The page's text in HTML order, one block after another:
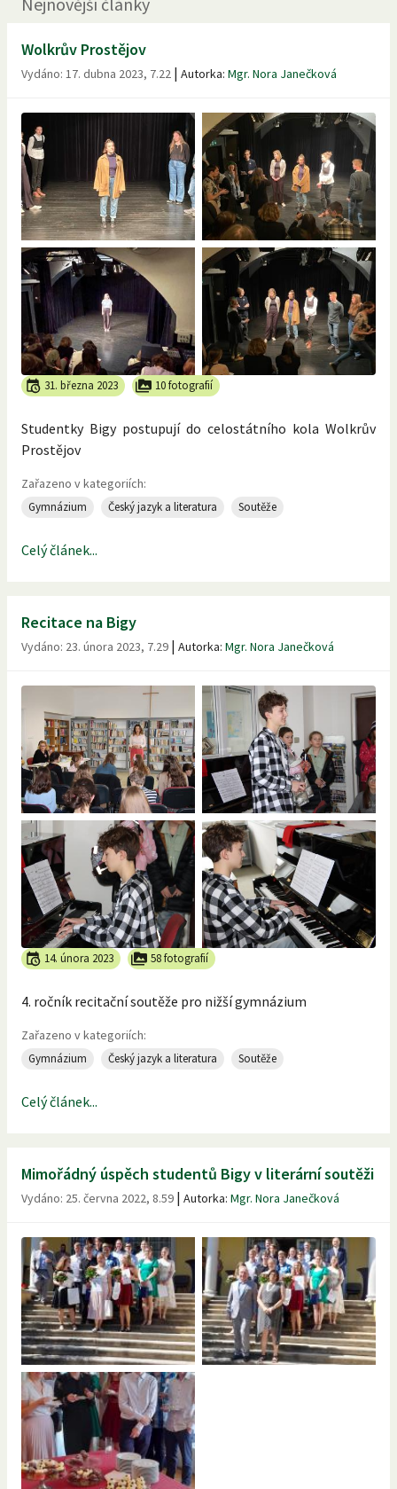
Wolkrův Prostějov
Vydáno: 17. dubna 2023, 7.22 | Autorka: Mgr. Nora Janečková
31. března 2023 10 fotografií
Studentky Bigy postupují do celostátního kola Wolkrův
Prostějov
Zařazeno v kategoriích:
Gymnázium Český jazyk a literatura Soutěže
Celý článek...
Recitace na Bigy
Vydáno: 23. února 2023, 7.29 | Autorka: Mgr. Nora Janečková
14. února 2023 58 fotografií
4. ročník recitační soutěže pro nižší gymnázium
Zařazeno v kategoriích:
Gymnázium Český jazyk a literatura Soutěže
Celý článek...
Mimořádný úspěch studentů Bigy v literární soutěži
Vydáno: 25. června 2022, 8.59 | Autorka: Mgr. Nora Janečková